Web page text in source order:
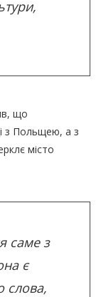
що
з Польщею, а з
місто
саме з
є
слова,